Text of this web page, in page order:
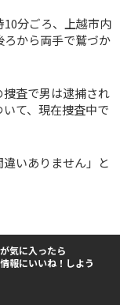
分ごろ、上越市内
から両手で鷲づか
査で男は逮捕され
て、現在捜査中で
いありません」と
気に入ったら
報にいいね！しよう